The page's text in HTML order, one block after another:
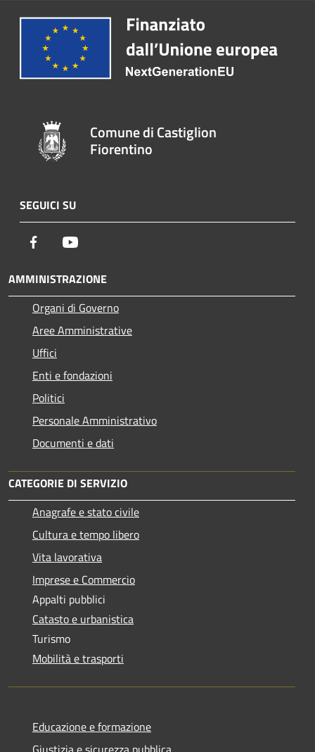
Comune di Castiglion
Fiorentino
SEGUICI SU
Facebook
AMMINISTRAZIONE
Organi di Governo
Aree Amministrative
Uffici
Enti e fondazioni
Politici
Personale Amministrativo
Documenti e dati
CATEGORIE DI SERVIZIO
Anagrafe e stato civile
Cultura e tempo libero
Vita lavorativa
Imprese e Commercio
Appalti pubblici
Catasto e urbanistica
Turismo
Mobilità e trasporti
Educazione e formazione